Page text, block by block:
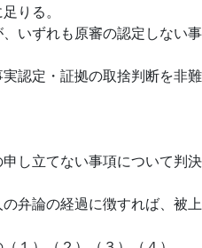
りる。
いずれも原審の認定しない事
認定・証拠の取捨判断を非難
し立てない事項について判決
弁論の経過に徴すれば、被上